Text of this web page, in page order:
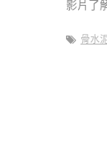
影片了
骨水